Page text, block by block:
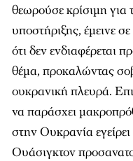
θεωρούσε κρίσιμη για
υποστήριξης, έμεινε
ότι δεν ενδιαφέρεται
θέμα, προκαλώντας
ουκρανική πλευρά.
να παράσχει
στην Ουκρανία
Ουάσιγκτον